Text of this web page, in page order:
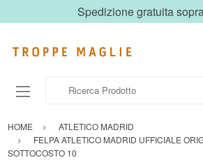
Spedizione gratuita
HOME
ATLETICO MADRID
FELPA ATLETICO MADRID UFFICIALE
SOTTOCOSTO 10